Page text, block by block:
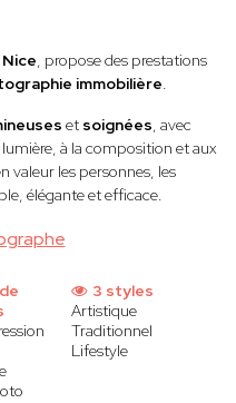
Nice, propose des prestations
immobilière.
et soignées, avec
à la composition et aux
valeur les personnes, les
élégante et efficace.
3 styles
Artistique
Traditionnel
Lifestyle